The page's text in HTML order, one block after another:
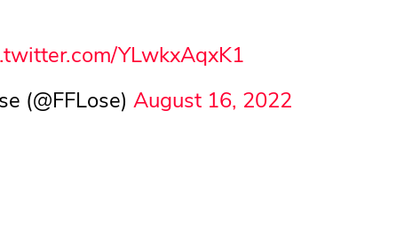
YLwkxAqxK1
(@FFLose) August 16, 2022